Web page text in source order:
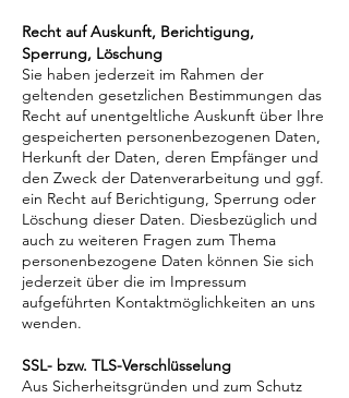
Recht auf Auskunft, Berichtigung,
Sperrung, Löschung
Sie haben jederzeit im Rahmen der
geltenden gesetzlichen Bestimmungen das
Recht auf unentgeltliche Auskunft über Ihre
gespeicherten personenbezogenen Daten,
Herkunft der Daten, deren Empfänger und
den Zweck der Datenverarbeitung und ggf.
ein Recht auf Berichtigung, Sperrung oder
Löschung dieser Daten. Diesbezüglich und
auch zu weiteren Fragen zum Thema
personenbezogene Daten können Sie sich
jederzeit über die im Impressum
aufgeführten Kontaktmöglichkeiten an uns
wenden.
SSL- bzw. TLS-Verschlüsselung
Aus Sicherheitsgründen und zum Schutz